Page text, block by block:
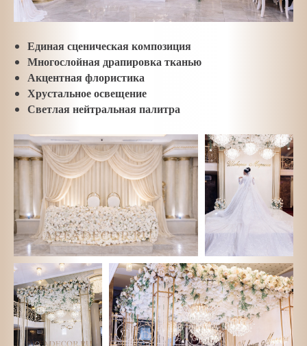
Единая сценическая композиция
Многослойная драпировка тканью
Акцентная флористика
Хрустальное освещение
Светлая нейтральная палитра